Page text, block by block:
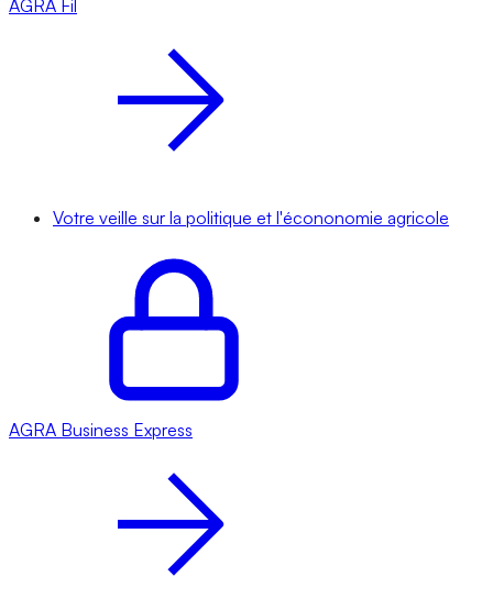
AGRA Fil
Votre veille sur la politique et l'écononomie agricole
AGRA Business Express